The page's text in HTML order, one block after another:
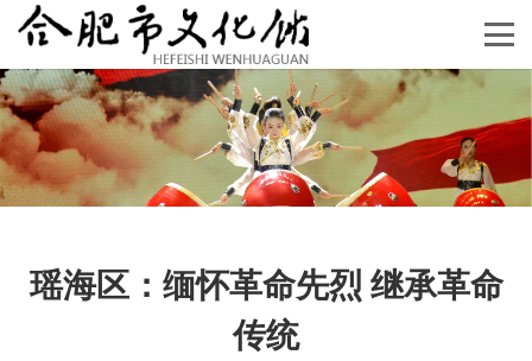
瑶海区：缅怀革命先烈 继承革命
传统